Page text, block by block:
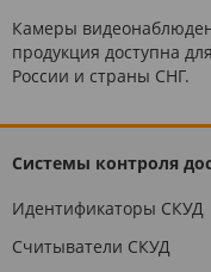
Камеры
продукция доступна
России и страны СНГ.
Системы контроля
Идентификаторы СКУД
Считыватели СКУД